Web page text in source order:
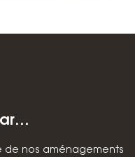
de nos aménagements